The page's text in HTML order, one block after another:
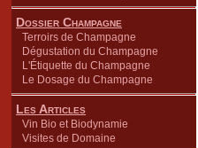
Dossier Champagne
Terroirs de Champagne
Dégustation du Champagne
L'Étiquette du Champagne
Le Dosage du Champagne
Les Articles
Vin Bio et Biodynamie
Visites de Domaine